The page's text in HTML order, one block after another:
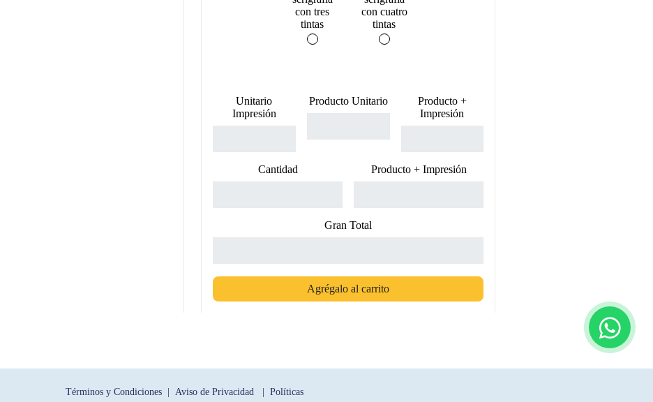
Unitario
Impresión
Producto Unitario
Producto +
Impresión
Cantidad Producto + Impresión
Gran Total
Agrégalo al carrito
Términos y Condiciones | Aviso de Privacidad | Políticas